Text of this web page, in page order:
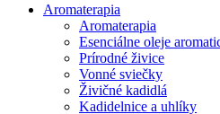
Aromaterapia
Aromaterapia
Esenciálne oleje
Prírodné živice
Vonné sviečky
Živičné kadidlá
Kadidelnice a uhlíky